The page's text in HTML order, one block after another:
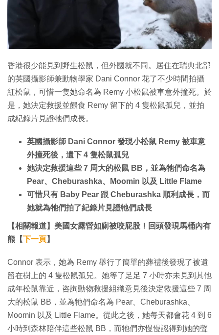
香港很少能見到野生松鼠，但外國就不同。居住在瑞典北部
的英國攝影師兼動物學家 Dani Connor 花了不少時間拍攝
紅松鼠，可惜一隻她命名為 Remy 小松鼠被車意外撞死。於
是，她決定救援並餵食 Remy 留下的 4 隻松鼠孤兒，並拍
成紀錄片見證牠們成長。
英國攝影師 Dani Connor 發現小松鼠 Remy 被車意
外撞死後，遺下 4 隻松鼠孤兒
她決定救援這些 7 周大的松鼠 BB，並為牠們命名為
Pear、Cheburashka、Moomin 以及 Little Flame
可惜只有 Baby Pear 跟 Cheburashka 順利成長，而
她就為牠們拍了紀錄片見證牠們成長
【相關報道】美國女露營如廁被咬屁股！回頭發現馬桶內有
熊【下一頁】
Connor 表示，她為 Remy 舉行了簡單的葬禮後發現了被遺
留在樹上的 4 隻松鼠孤兒。她等了足足 7 小時亦未見到其他
成年松鼠靠近，咨詢動物救援組織意見後決定救援這些 7 周
大的松鼠 BB，並為牠們命名為 Pear、Cheburashka、
Moomin 以及 Little Flame。從此之後，她每天都會花 4 到 6
小時到森林陪伴這些松鼠 BB，而牠們亦慢慢認得到她的聲